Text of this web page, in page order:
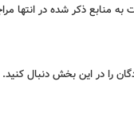
به منابع ذکر شده در انتها
را در این بخش دنبال